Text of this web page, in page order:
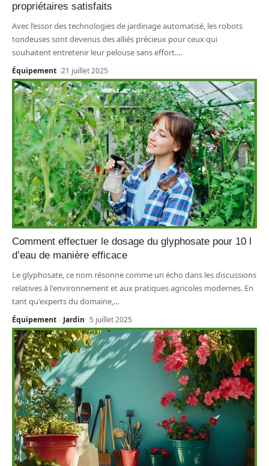
propriétaires satisfaits
Avec l’essor des technologies de jardinage automatisé, les robots
tondeuses sont devenus des alliés précieux pour ceux qui
souhaitent entretenir leur pelouse sans effort.…
Équipement 21 juillet 2025
Comment effectuer le dosage du glyphosate pour 10 l
d’eau de manière efficace
Le glyphosate, ce nom résonne comme un écho dans les discussions
relatives à l'environnement et aux pratiques agricoles modernes. En
tant qu'experts du domaine,…
Équipement Jardin 5 juillet 2025